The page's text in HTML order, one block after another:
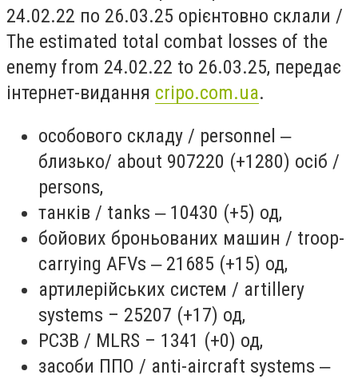
24.02.22 по 26.03.25 орієнтовно склали /
The estimated total combat losses of the
enemy from 24.02.22 to 26.03.25, передає
інтернет-видання cripo.com.ua.
особового складу / personnel ‒
близько/ about 907220 (+1280) осіб /
persons,
танків / tanks ‒ 10430 (+5) од,
бойових броньованих машин / troop-
carrying AFVs ‒ 21685 (+15) од,
артилерійських систем / artillery
systems – 25207 (+17) од,
РСЗВ / MLRS – 1341 (+0) од,
засоби ППО / anti-aircraft systems ‒